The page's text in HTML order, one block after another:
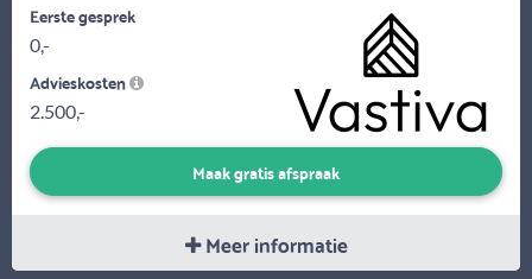
Eerste gesprek
0,-
Advieskosten
2.500,-
Maak gratis afspraak
Meer informatie